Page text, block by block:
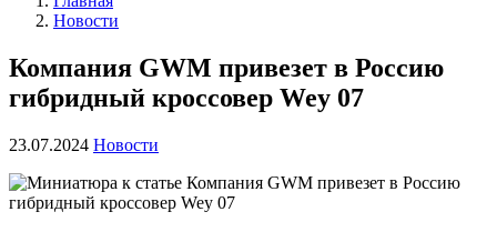
Новости
Компания GWM привезет в Россию
гибридный кроссовер Wey 07
23.07.2024 Новости